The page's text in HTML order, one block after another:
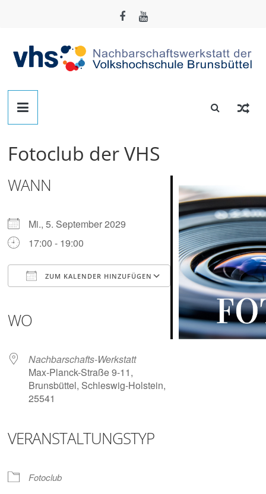
Nachbarschafts-
Werkstatt
Brunsbüttel
Der
zum
Basteln,
Tüfteln,
Digitalisieren
Fotoclub der VHS
WANN
Mi., 5. September 2029
17:00 - 19:00
ZUM KALENDER HINZUFÜGEN
Outlook Live
WO
Nachbarschafts-Werkstatt
Max-Planck-Straße 9-11,
Brunsbüttel, Schleswig-Holstein,
25541
VERANSTALTUNGSTYP
Fotoclub